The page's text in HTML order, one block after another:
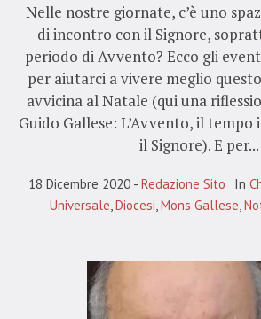
Nelle nostre giornate, c’è uno
di incontro con il Signore,
periodo di Avvento? Ecco gli
per aiutarci a vivere meglio
avvicina al Natale (qui una
Guido Gallese: L’Avvento, il
il Signore). E per...
18 Dicembre 2020 Redazione Sito In
Universale Diocesi Mons Gallese